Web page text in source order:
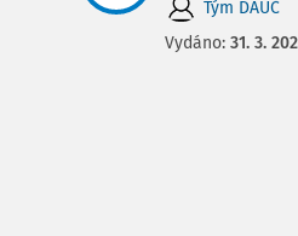
Tým DAUČ
Vydáno: 31. 3.